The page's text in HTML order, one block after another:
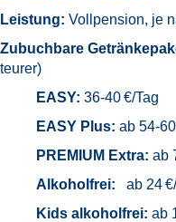
Leistung: Vollpension, je
Zubuchbare
teurer)
EASY: 36-40€/Tag
EASY Plus: ab 54-
PREMIUM Extra: ab
Alkoholfrei:
ab 24
Kids alkoholfrei: ab